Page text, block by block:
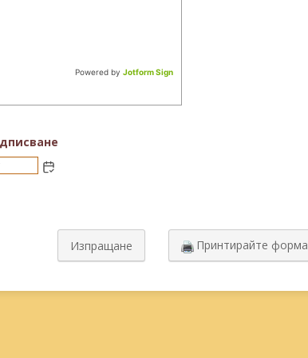
Powered by Jotform Sign
Изпращане Принтирайте форма